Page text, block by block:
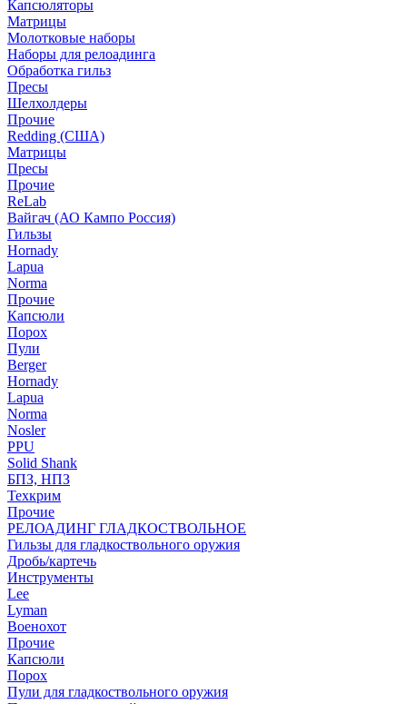
Капсюляторы
Матрицы
Молотковые наборы
Наборы для релоадинга
Обработка гильз
Пресы
Шелхолдеры
Прочие
Redding (США)
Матрицы
Пресы
Прочие
ReLab
Вайгач (АО Кампо Россия)
Гильзы
Hornady
Lapua
Norma
Прочие
Капсюли
Порох
Пули
Berger
Hornady
Lapua
Norma
Nosler
PPU
Solid Shank
БПЗ, НПЗ
Техкрим
Прочие
РЕЛОАДИНГ ГЛАДКОСТВОЛЬНОЕ
Гильзы для гладкоствольного оружия
Дробь/картечь
Инструменты
Lee
Lyman
Военохот
Прочие
Капсюли
Порох
Пули для гладкоствольного оружия